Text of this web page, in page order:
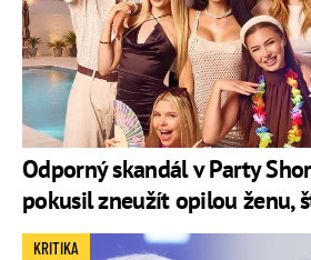
Odporný skandál v Party
pokusil zneužít opilou ženu,
KRITIKA